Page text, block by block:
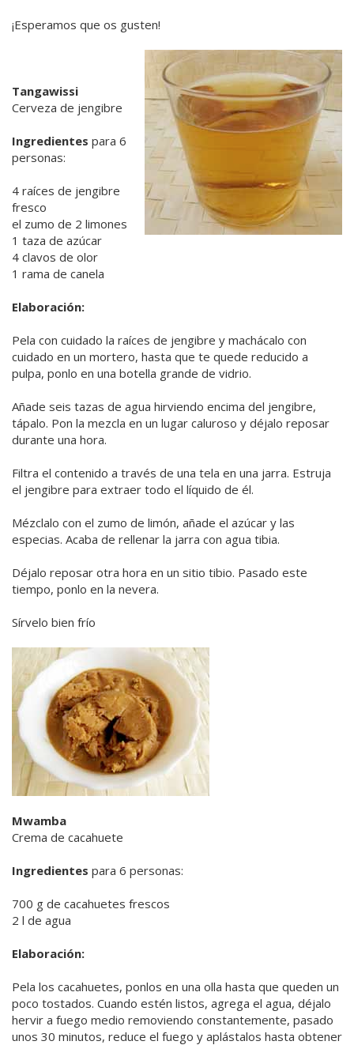
¡Esperamos que os gusten!
Tangawissi
Cerveza de jengibre
Ingredientes para 6
personas:
4 raíces de jengibre
fresco
el zumo de 2 limones
1 taza de azúcar
4 clavos de olor
1 rama de canela
Elaboración:
Pela con cuidado la raíces de jengibre y machácalo con
cuidado en un mortero, hasta que te quede reducido a
pulpa, ponlo en una botella grande de vidrio.
Añade seis tazas de agua hirviendo encima del jengibre,
tápalo. Pon la mezcla en un lugar caluroso y déjalo reposar
durante una hora.
Filtra el contenido a través de una tela en una jarra. Estruja
el jengibre para extraer todo el líquido de él.
Mézclalo con el zumo de limón, añade el azúcar y las
especias. Acaba de rellenar la jarra con agua tibia.
Déjalo reposar otra hora en un sitio tibio. Pasado este
tiempo, ponlo en la nevera.
Sírvelo bien frío
Mwamba
Crema de cacahuete
Ingredientes para 6 personas:
700 g de cacahuetes frescos
2 l de agua
Elaboración:
Pela los cacahuetes, ponlos en una olla hasta que queden un
poco tostados. Cuando estén listos, agrega el agua, déjalo
hervir a fuego medio removiendo constantemente, pasado
unos 30 minutos, reduce el fuego y aplástalos hasta obtener